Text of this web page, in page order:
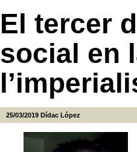
El tercer
social en
25/03/2019 Dídac López